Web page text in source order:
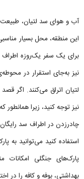
آب و هوای سد لتیان،
این منطقه، محل بسیار
برای یک سفر یک‌روزه اطراف
نیز به‌جای استقرار در
لتیان اتراق می‌کنند. اگر
نیز توجه کنید، زیرا همانطور که
چادرزدن در اطراف سد
استفاده کنید می‌توانید به
پارک‌های جنگلی
بهداشتی، بوفه و کافه را در